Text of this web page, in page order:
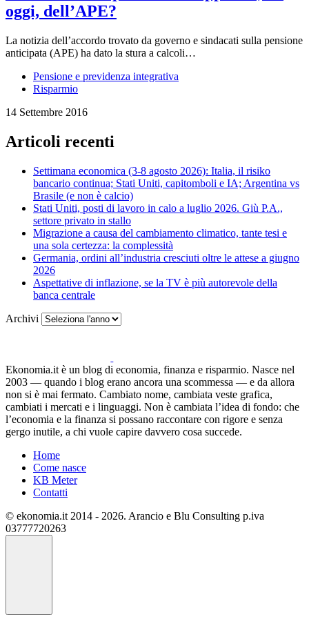
oggi, dell’APE?
La notizia dell’accordo trovato da governo e sindacati sulla pensione
anticipata (APE) ha dato la stura a calcoli…
Pensione e previdenza integrativa
Risparmio
14 Settembre 2016
Articoli recenti
Settimana economica (3-8 agosto 2026): Italia, il risiko
bancario continua; Stati Uniti, capitomboli e IA; Argentina vs
Brasile (e non è calcio)
Stati Uniti, posti di lavoro in calo a luglio 2026. Giù P.A.,
settore privato in stallo
Migrazione a causa del cambiamento climatico, tante tesi e
una sola certezza: la complessità
Germania, ordini all’industria cresciuti oltre le attese a giugno
2026
Aspettative di inflazione, se la TV è più autorevole della
banca centrale
Archivi
Ekonomia.it è un blog di economia, finanza e risparmio. Nasce nel
2003 — quando i blog erano ancora una scommessa — e da allora
non si è mai fermato. Cambiato nome, cambiata veste grafica,
cambiati i mercati e i linguaggi. Non è cambiata l’idea di fondo: che
l’economia e la finanza si possano raccontare con rigore e senza
gergo inutile, a chi vuole capire davvero cosa succede.
Home
Come nasce
KB Meter
Contatti
© ekonomia.it 2014 - 2026. Arancio e Blu Consulting p.iva
03777720263